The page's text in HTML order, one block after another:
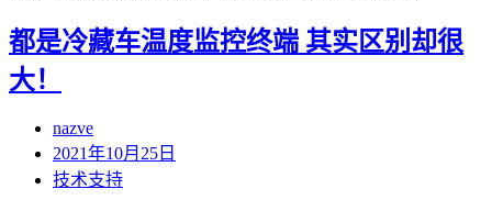
都是冷藏车温度监控终端 其实区别却很
大！
nazve
2021年10月25日
技术支持